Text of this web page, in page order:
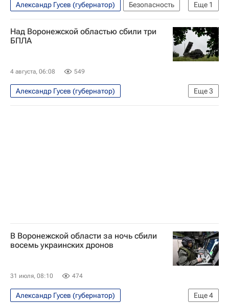
Еще 1
Александр Гусев (губернатор)
Безопасность
Воронежская область
Над Воронежской областью сбили три
БПЛА
4 августа, 06:08 549
Еще3
Александр Гусев (губернатор)
Специальная военная операция на Украине
В Воронежской области за ночь сбили
восемь украинских дронов
31 июля, 08:10 474
Еще4
Александр Гусев (губернатор)